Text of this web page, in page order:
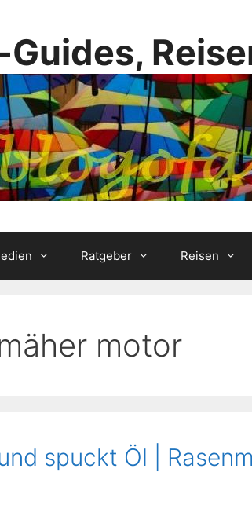
Ratgeber Reisen
motor
spuckt Öl |